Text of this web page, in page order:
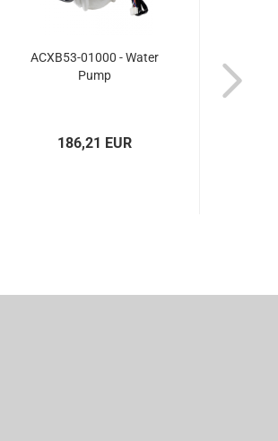
ACXB53-01000 - Water
Pump
186,21 EUR